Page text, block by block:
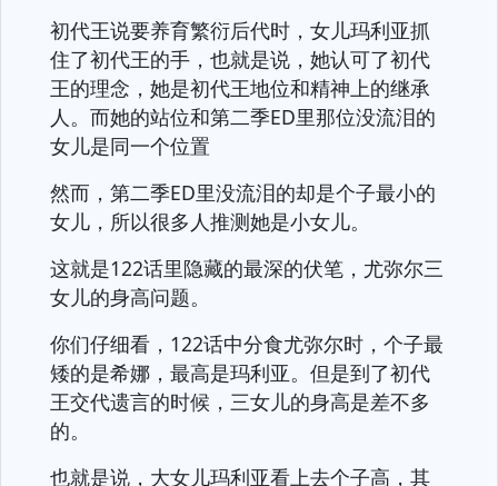
初代王说要养育繁衍后代时，女儿玛利亚抓
住了初代王的手，也就是说，她认可了初代
王的理念，她是初代王地位和精神上的继承
人。而她的站位和第二季ED里那位没流泪的
女儿是同一个位置
然而，第二季ED里没流泪的却是个子最小的
女儿，所以很多人推测她是小女儿。
这就是122话里隐藏的最深的伏笔，尤弥尔三
女儿的身高问题。
你们仔细看，122话中分食尤弥尔时，个子最
矮的是希娜，最高是玛利亚。但是到了初代
王交代遗言的时候，三女儿的身高是差不多
的。
也就是说，大女儿玛利亚看上去个子高，其